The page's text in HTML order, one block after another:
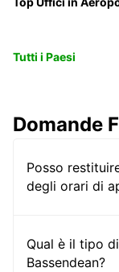
Tutti i Paesi
Domande
Posso
degli orari di
Qual è il tipo
Bassendean?